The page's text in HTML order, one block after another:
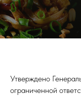
Утверждено
ограниченной